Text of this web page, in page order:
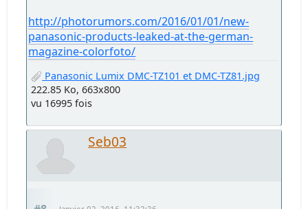
http://photorumors.com/2016/01/01/new-
panasonic-products-leaked-at-the-german-
magazine-colorfoto/
Panasonic Lumix DMC-TZ101 et DMC-TZ81.jpg
222.85 Ko, 663x800
vu 16995 fois
Seb03